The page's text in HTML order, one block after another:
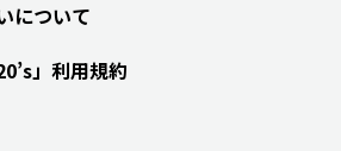
について
」利用規約